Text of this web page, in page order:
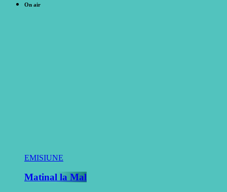
On air
EMISIUNE
Matinal la Mal